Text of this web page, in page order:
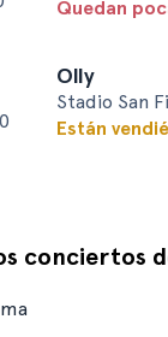
Quedan
Olly
Stadio San
Están
conciertos